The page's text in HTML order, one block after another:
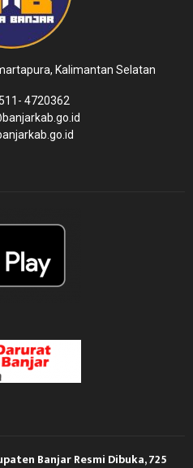
Kalimantan Selatan
4720362
Banjar Resmi Dibuka, 725